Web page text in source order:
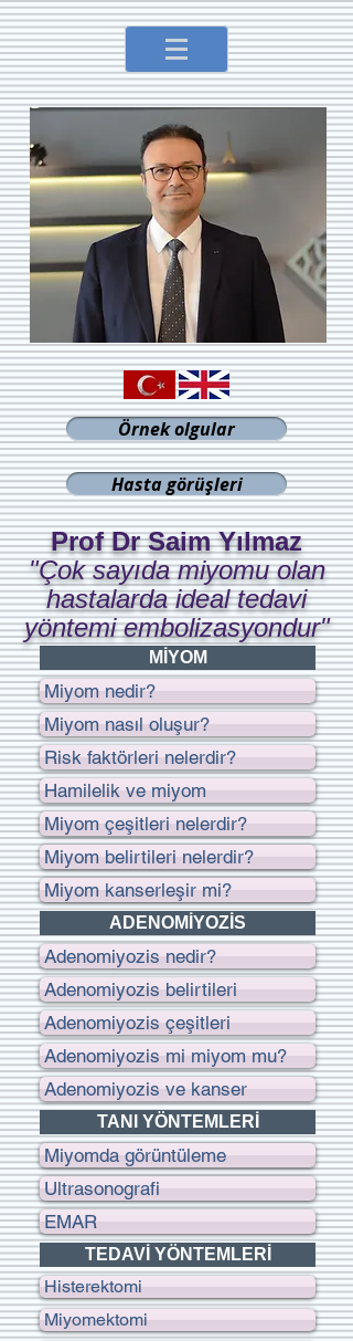
Örnek olgular
Hasta görüşleri
Prof Dr Saim Yılmaz
"Çok sayıda miyomu olan
hastalarda ideal tedavi
yöntemi embolizasyondur"
MİYOM
Miyom nedir?
Miyom nasıl oluşur?
Risk faktörleri nelerdir?
Hamilelik ve miyom
Miyom çeşitleri nelerdir?
Miyom belirtileri nelerdir?
Miyom kanserleşir mi?
ADENOMİYOZİS
Adenomiyozis nedir?
Adenomiyozis belirtileri
Adenomiyozis çeşitleri
Adenomiyozis mi miyom mu?
Adenomiyozis ve kanser
TANI YÖNTEMLERİ
Miyomda görüntüleme
Ultrasonografi
EMAR
TEDAVİ YÖNTEMLERİ
Histerektomi
Miyomektomi